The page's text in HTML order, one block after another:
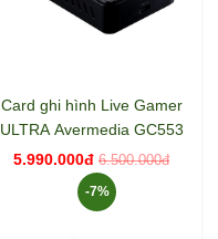
Card ghi hình Live Gamer
ULTRA Avermedia GC553
5.990.000đ 6.500.000đ
-7%